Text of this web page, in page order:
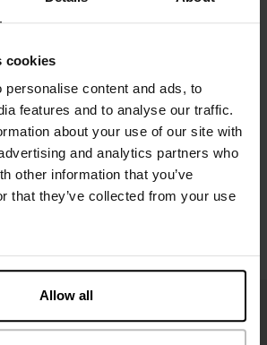
cookies
personalise content and ads, to
features and to analyse our traffic.
about your use of our site with
and analytics partners who
other information that you’ve
that they’ve collected from your use
Allow all